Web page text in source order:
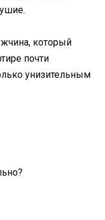
который
почти
унизительным